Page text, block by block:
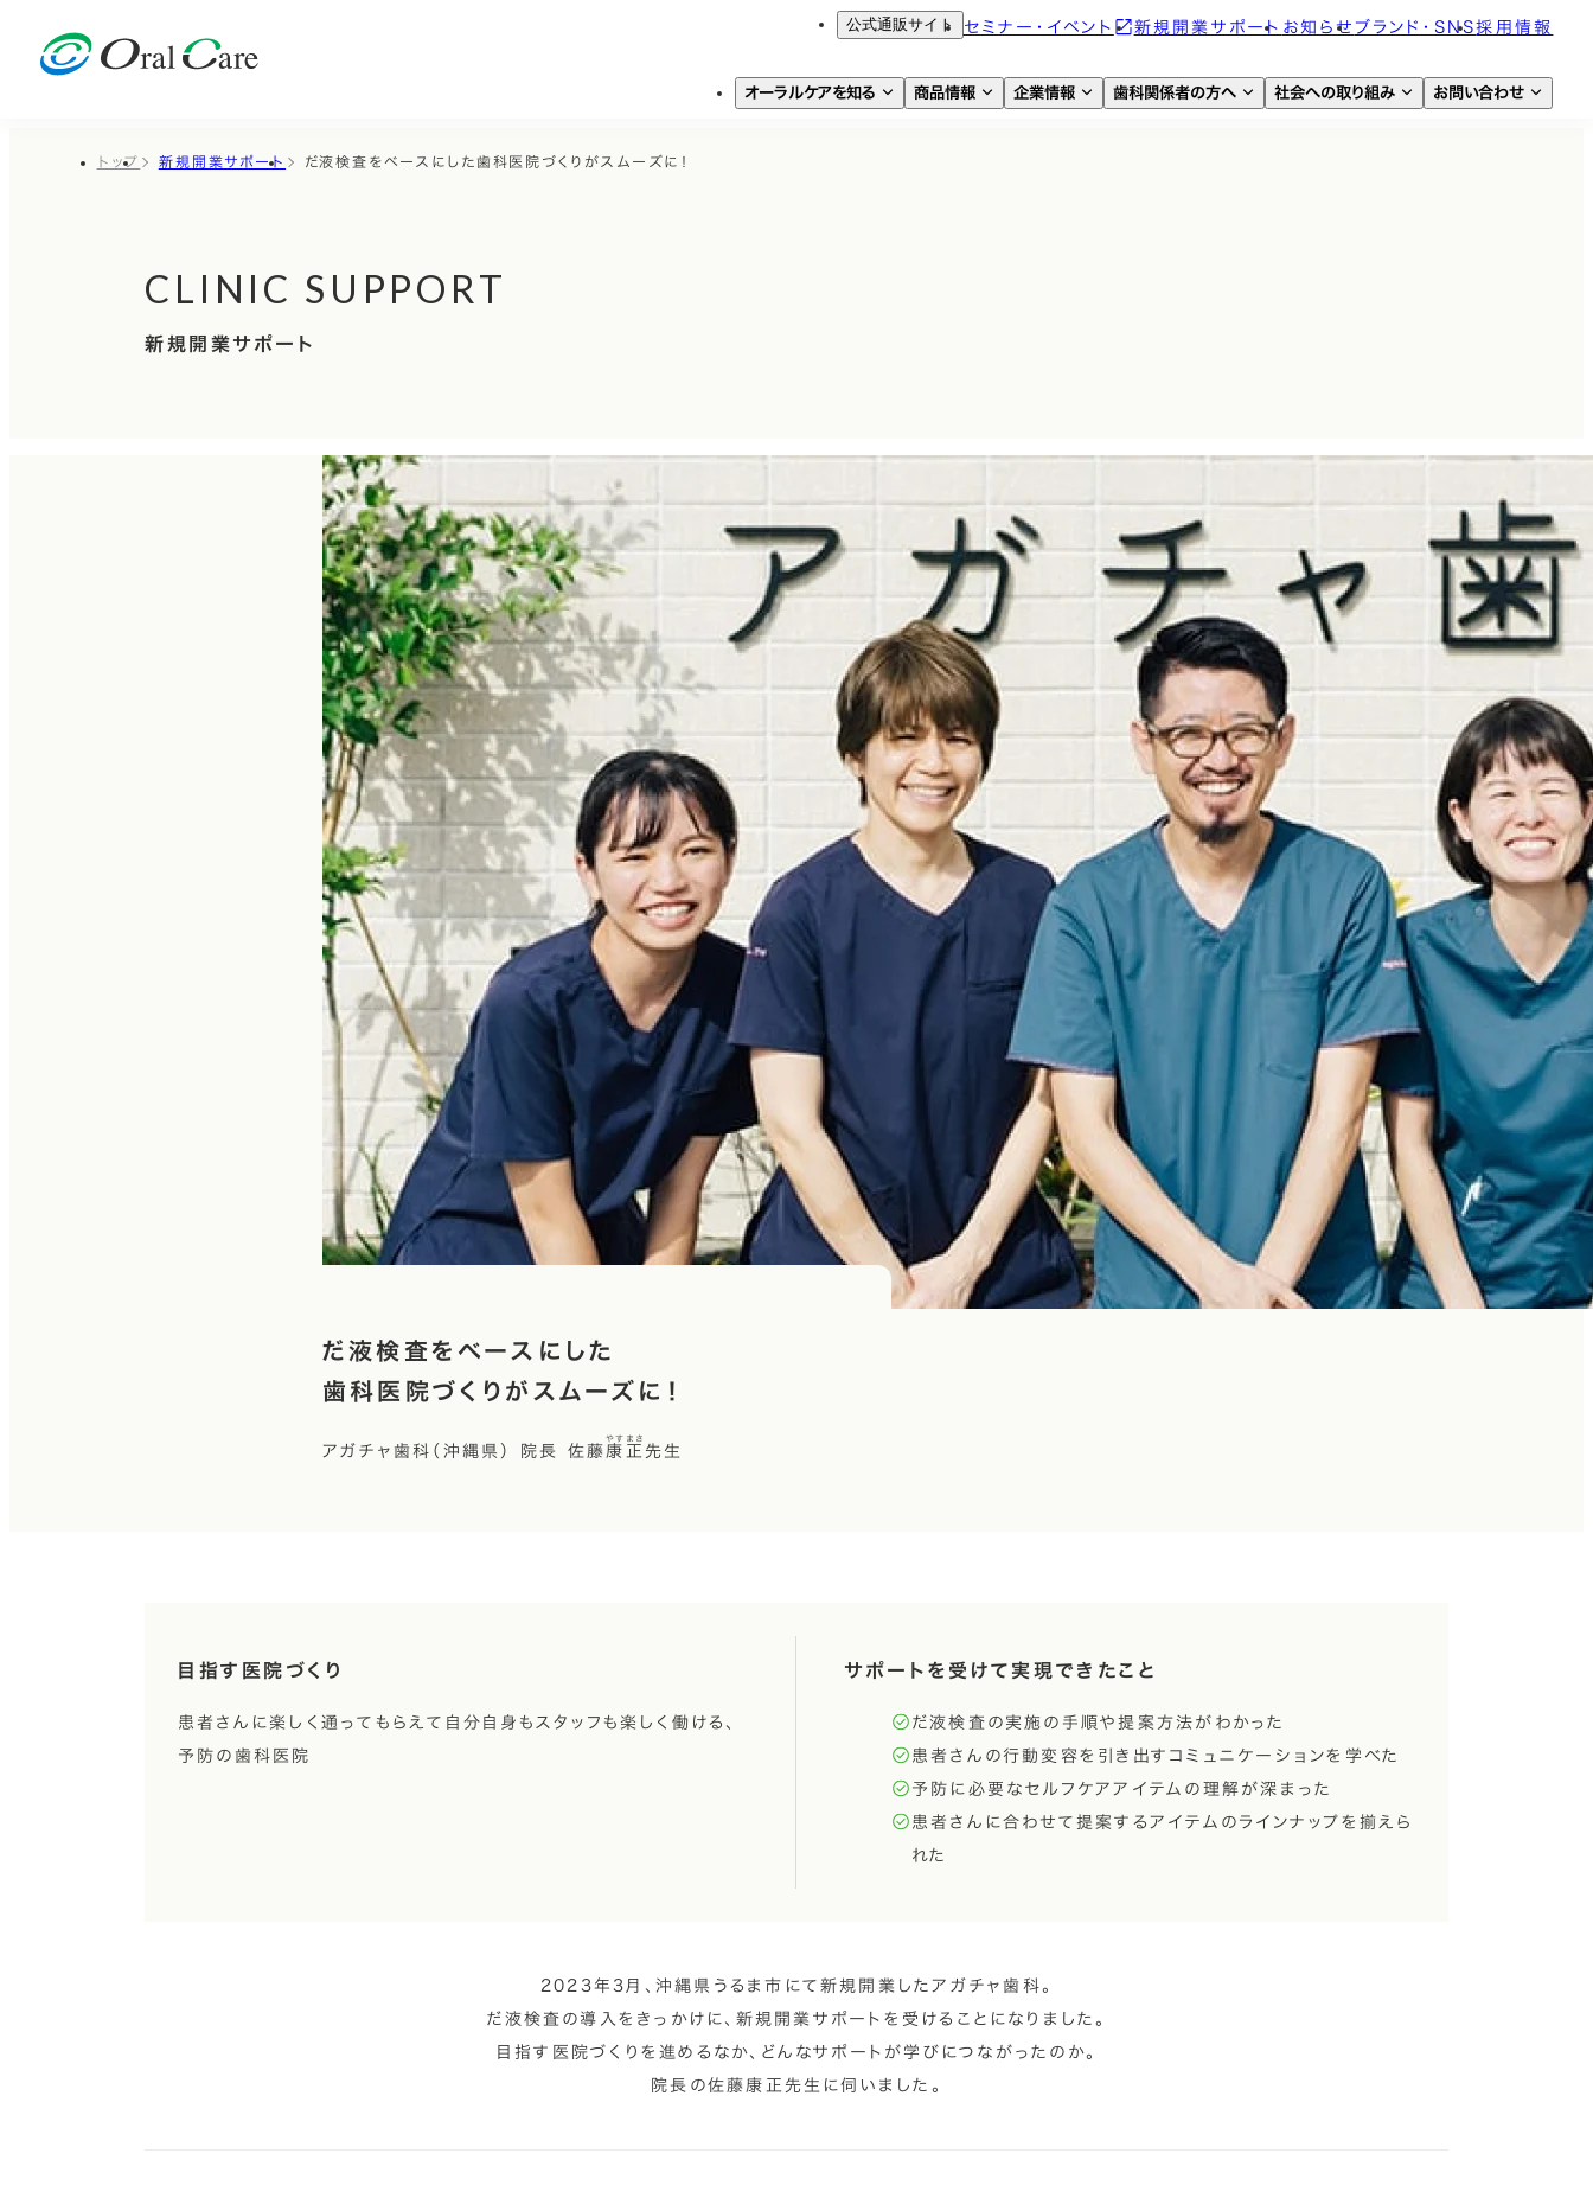
公式通販サイト セミナー・イベント 新規開業サポート お知らせ ブランド・SNS採用情報
オーラルケアを知る 商品情報 企業情報 歯科関係者の方へ 社会への取り組み お問い合わせ
トップ 新規開業サポート だ液検査をベースにした歯科医院づくりがスムーズに！
CLINIC SUPPORT
新規開業サポート
だ液検査をベースにした
歯科医院づくりがスムーズに！
アガチャ歯科（沖縄県） 院長 佐藤 康正
やすまさ
先生
目指す医院づくり
患者さんに楽しく通ってもらえて自分自身もスタッフも楽しく働ける、
予防の歯科医院
サポートを受けて実現できたこと
だ液検査の実施の手順や提案方法がわかった
患者さんの行動変容を引き出すコミュニケーションを学べた
予防に必要なセルフケアアイテムの理解が深まった
患者さんに合わせて提案するアイテムのラインナップを揃えら
れた
2023年3月、沖縄県うるま市にて新規開業したアガチャ歯科。
だ液検査の導入をきっかけに、新規開業サポートを受けることになりました。
目指す医院づくりを進めるなか、どんなサポートが学びにつながったのか。
院長の佐藤康正先生に伺いました。